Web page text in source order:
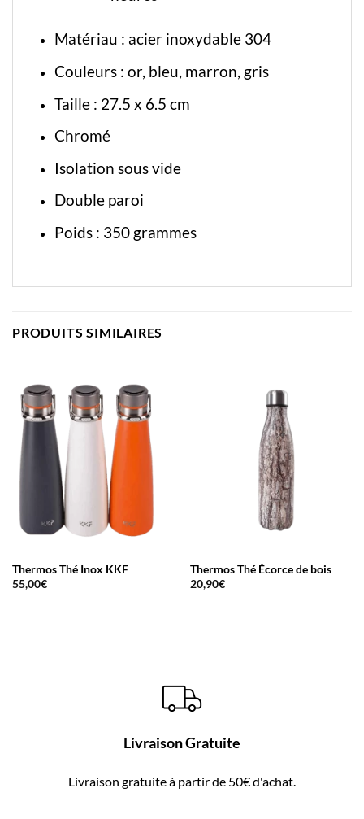
Matériau : acier inoxydable 304
Couleurs : or, bleu, marron, gris
Taille : 27.5 x 6.5 cm
Chromé
Isolation sous vide
Double paroi
Poids : 350 grammes
PRODUITS SIMILAIRES
Thermos Thé Inox KKF
55,00€
Thermos Thé Écorce de bois
20,90€
Livraison Gratuite
Livraison gratuite à partir de 50€ d'achat.